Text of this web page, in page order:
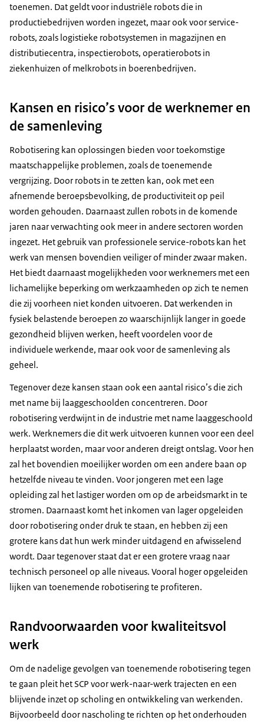
toenemen. Dat geldt voor industriële robots die in
productiebedrijven worden ingezet, maar ook voor service-
robots, zoals logistieke robotsystemen in magazijnen en
distributiecentra, inspectierobots, operatierobots in
ziekenhuizen of melkrobots in boerenbedrijven.
Kansen en risico’s voor de werknemer en
de samenleving
Robotisering kan oplossingen bieden voor toekomstige
maatschappelijke problemen, zoals de toenemende
vergrijzing. Door robots in te zetten kan, ook met een
afnemende beroepsbevolking, de productiviteit op peil
worden gehouden. Daarnaast zullen robots in de komende
jaren naar verwachting ook meer in andere sectoren worden
ingezet. Het gebruik van professionele service-robots kan het
werk van mensen bovendien veiliger of minder zwaar maken.
Het biedt daarnaast mogelijkheden voor werknemers met een
lichamelijke beperking om werkzaamheden op zich te nemen
die zij voorheen niet konden uitvoeren. Dat werkenden in
fysiek belastende beroepen zo waarschijnlijk langer in goede
gezondheid blijven werken, heeft voordelen voor de
individuele werkende, maar ook voor de samenleving als
geheel.
Tegenover deze kansen staan ook een aantal risico’s die zich
met name bij laaggeschoolden concentreren. Door
robotisering verdwijnt in de industrie met name laaggeschoold
werk. Werknemers die dit werk uitvoeren kunnen voor een deel
herplaatst worden, maar voor anderen dreigt ontslag. Voor hen
zal het bovendien moeilijker worden om een andere baan op
hetzelfde niveau te vinden. Voor jongeren met een lage
opleiding zal het lastiger worden om op de arbeidsmarkt in te
stromen. Daarnaast komt het inkomen van lager opgeleiden
door robotisering onder druk te staan, en hebben zij een
grotere kans dat hun werk minder uitdagend en afwisselend
wordt. Daar tegenover staat dat er een grotere vraag naar
technisch personeel op alle niveaus. Vooral hoger opgeleiden
lijken van toenemende robotisering te profiteren.
Randvoorwaarden voor kwaliteitsvol
werk
Om de nadelige gevolgen van toenemende robotisering tegen
te gaan pleit het SCP voor werk-naar-werk trajecten en een
blijvende inzet op scholing en ontwikkeling van werkenden.
Bijvoorbeeld door nascholing te richten op het onderhouden